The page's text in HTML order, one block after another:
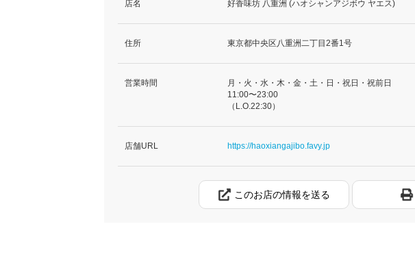
店名 好香味坊 八重洲 (ハオシャンアジボウ ヤエス)
住所 東京都中央区八重洲二丁目2番1号
営業時間
月・火・水・木・金・土・日・祝日・祝前日
11:00〜23:00
（L.O.22:30）
店舗URL https://haoxiangajibo.favy.jp
このお店の情報を送る